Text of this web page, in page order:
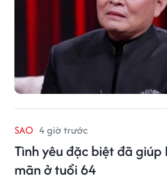
SAO 4 giờ trước
Tình yêu đặc biệt đã
mãn ở tuổi 64